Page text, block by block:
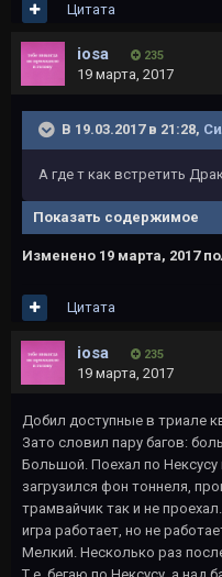
Цитата
iosa 235
19 марта, 2017
В 19.03.2017 в 21:28,
А где т как встретить
Показать содержимое
Изменено 19 марта, 2017
Цитата
iosa 235
19 марта, 2017
Добил доступные в триале
Зато словил пару багов:
Большой. Поехал по Нексусу
загрузился фон тоннеля,
трамвайчик так и не
игра работает, но не
Мелкий. Несколько раз